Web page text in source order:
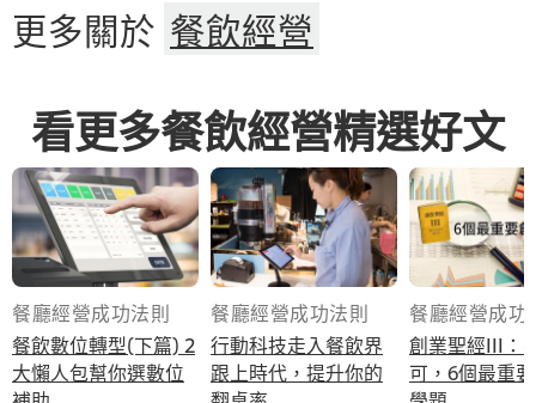
更多關於 餐飲經營
看更多餐飲經營精選好文
餐廳經營成功法則
餐飲數位轉型(下篇) 2
大懶人包幫你選數位
餐廳經營成功法則
行動科技走入餐飲界
跟上時代，提升你的
餐廳經營成功
創業聖經III：
可，6個最重